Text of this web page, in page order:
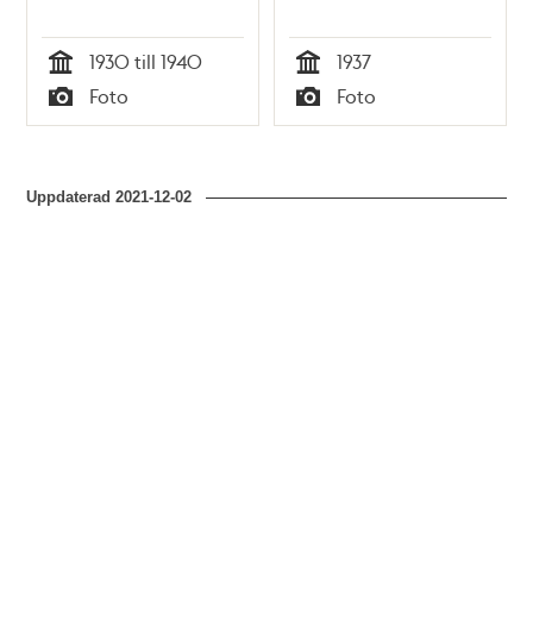
Tid
1930 till 1940
Typ
Foto Tid
1937
Typ
Foto
Uppdaterad2021-12-02